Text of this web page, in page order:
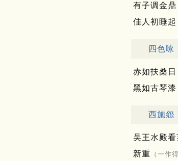
有子调金鼎
佳人初睡起
四色咏
赤如扶桑日
黑如古琴漆
西施怨
吴王水殿看
新重 （一作得